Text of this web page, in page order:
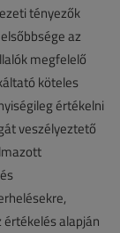
tényezők
az
megfelelő
köteles
értékelni
veszélyeztető
alapján